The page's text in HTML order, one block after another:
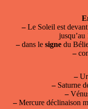
–Le Soleil est
–dans le signedu
–
–
–Saturne
–
–Mercure déclinaison